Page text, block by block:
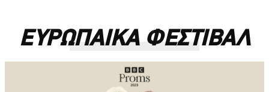
ΕΥΡΩΠΑΙΚΑ ΦΕΣΤΙΒΑΛ